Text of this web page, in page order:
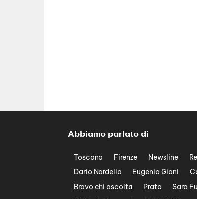
Abbiamo parlato di
Toscana Firenze Newsline
Dario Nardella
Eugenio Giani
Bravo chi ascolta
Prato Sara